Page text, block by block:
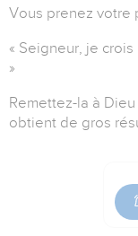
Vous prenez votre
« Seigneur, je
»
Remettez-la à
obtient de gros